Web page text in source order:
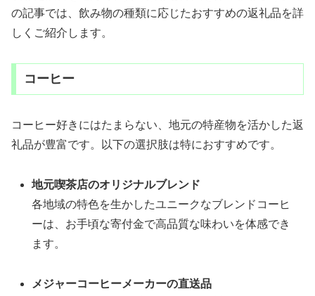
の記事では、飲み物の種類に応じたおすすめの返礼品を詳
しくご紹介します。
コーヒー
コーヒー好きにはたまらない、地元の特産物を活かした返
礼品が豊富です。以下の選択肢は特におすすめです。
地元喫茶店のオリジナルブレンド
各地域の特色を生かしたユニークなブレンドコーヒ
ーは、お手頃な寄付金で高品質な味わいを体感でき
ます。
メジャーコーヒーメーカーの直送品